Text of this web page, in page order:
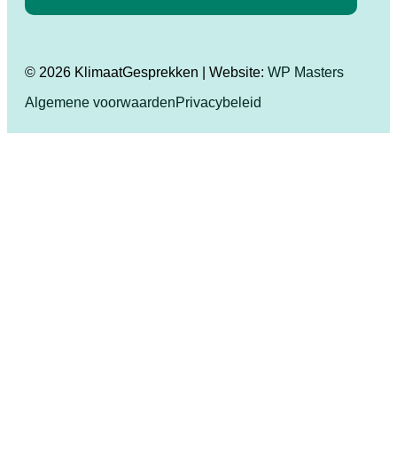
© 2026 KlimaatGesprekken | Website: WP Masters
Algemene voorwaardenPrivacybeleid